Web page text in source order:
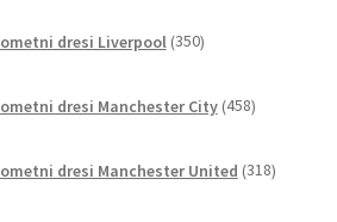
dresi Liverpool 350izdelkov
dresi Manchester City 458izdelkov
dresi Manchester United 318izdelkov